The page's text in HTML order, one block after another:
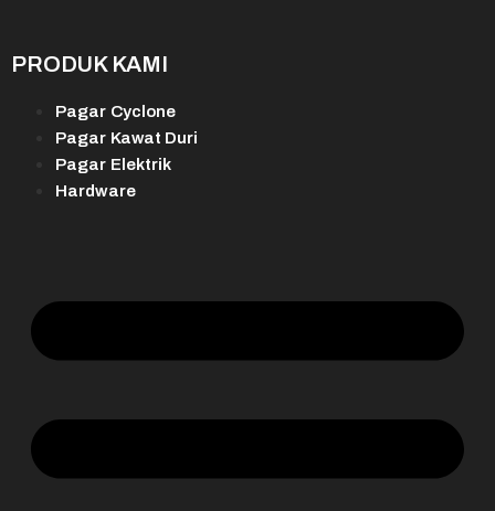
PRODUK KAMI
Pagar Cyclone
Pagar Kawat Duri
Pagar Elektrik
Hardware